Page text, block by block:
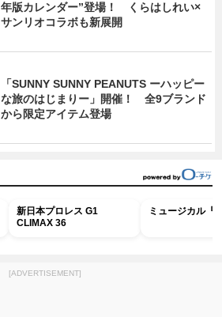
年版カレンダー”登場！ くらはしれい×
サンリオコラボも新展開
「SUNNY SUNNY PEANUTS ーハッピー
な旅のはじまりー」開催！ 全9ブランド
から限定アイテム登場
新日本プロレス G1
CLIMAX 36
ミュージカル『
[ADVERTISEMENT]